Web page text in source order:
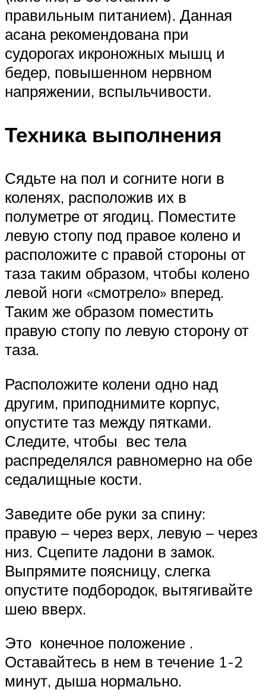
правильным питанием). Данная
асана рекомендована при
судорогах икроножных мышц и
бедер, повышенном нервном
напряжении, вспыльчивости.
Техника выполнения
Сядьте на пол и согните ноги в
коленях, расположив их в
полуметре от ягодиц. Поместите
левую стопу под правое колено и
расположите с правой стороны от
таза таким образом, чтобы колено
левой ноги «смотрело» вперед.
Таким же образом поместить
правую стопу по левую сторону от
таза.
Расположите колени одно над
другим, приподнимите корпус,
опустите таз между пятками.
Следите, чтобы вес тела
распределялся равномерно на обе
седалищные кости.
Заведите обе руки за спину:
правую – через верх, левую – через
низ. Сцепите ладони в замок.
Выпрямите поясницу, слегка
опустите подбородок, вытягивайте
шею вверх.
Это конечное положение .
Оставайтесь в нем в течение 1-2
минут, дыша нормально.